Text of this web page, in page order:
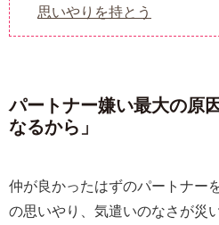
思いやりを持とう
パートナー嫌い最大の原
なるから」
仲が良かったはずのパートナー
の思いやり、気遣いのなさが災